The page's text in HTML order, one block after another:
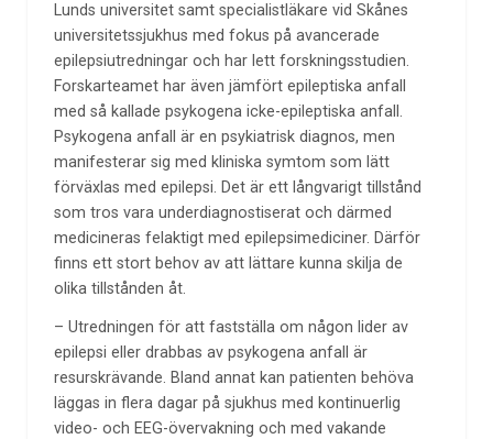
Lunds universitet samt specialistläkare vid Skånes
universitetssjukhus med fokus på avancerade
epilepsiutredningar och har lett forskningsstudien.
Forskarteamet har även jämfört epileptiska anfall
med så kallade psykogena icke-epileptiska anfall.
Psykogena anfall är en psykiatrisk diagnos, men
manifesterar sig med kliniska symtom som lätt
förväxlas med epilepsi. Det är ett långvarigt tillstånd
som tros vara underdiagnostiserat och därmed
medicineras felaktigt med epilepsimediciner. Därför
finns ett stort behov av att lättare kunna skilja de
olika tillstånden åt.
– Utredningen för att fastställa om någon lider av
epilepsi eller drabbas av psykogena anfall är
resurskrävande. Bland annat kan patienten behöva
läggas in flera dagar på sjukhus med kontinuerlig
video- och EEG-övervakning och med vakande